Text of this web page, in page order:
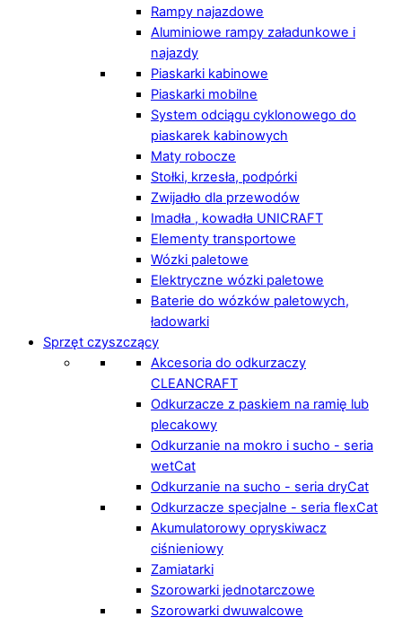
Rampy najazdowe
Aluminiowe rampy załadunkowe i
najazdy
Piaskarki kabinowe
Piaskarki mobilne
System odciągu cyklonowego do
piaskarek kabinowych
Maty robocze
Stołki, krzesła, podpórki
Zwijadło dla przewodów
Imadła , kowadła UNICRAFT
Elementy transportowe
Wózki paletowe
Elektryczne wózki paletowe
Baterie do wózków paletowych,
ładowarki
Sprzęt czyszczący
Akcesoria do odkurzaczy
CLEANCRAFT
Odkurzacze z paskiem na ramię lub
plecakowy
Odkurzanie na mokro i sucho - seria
wetCat
Odkurzanie na sucho - seria dryCat
Odkurzacze specjalne - seria flexCat
Akumulatorowy opryskiwacz
ciśnieniowy
Zamiatarki
Szorowarki jednotarczowe
Szorowarki dwuwalcowe